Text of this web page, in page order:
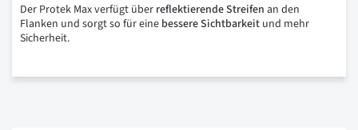
Der Protek Max verfügt über reflektierende Streifen an den
Flanken und sorgt so für eine bessereSichtbarkeit und mehr
Sicherheit.